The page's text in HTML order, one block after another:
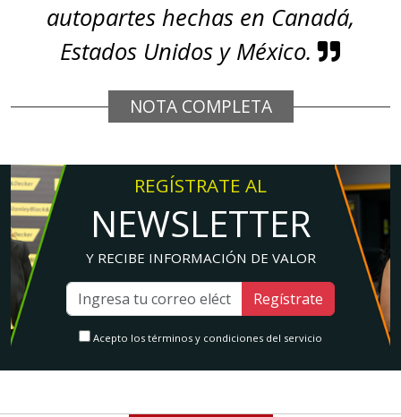
autopartes hechas en Canadá,
Estados Unidos y México.
NOTA COMPLETA
REGÍSTRATE AL
NEWSLETTER
Y RECIBE INFORMACIÓN DE VALOR
Regístrate
Acepto los términos y condiciones del servicio